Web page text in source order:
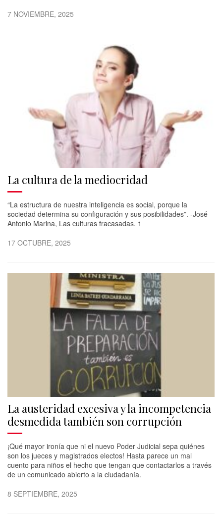
7 NOVIEMBRE, 2025
La cultura de la mediocridad
“La estructura de nuestra inteligencia es social, porque la
sociedad determina su configuración y sus posibilidades”. -José
Antonio Marina, Las culturas fracasadas. 1
17 OCTUBRE, 2025
La austeridad excesiva y la incompetencia
desmedida también son corrupción
¡Qué mayor ironía que ni el nuevo Poder Judicial sepa quiénes
son los jueces y magistrados electos! Hasta parece un mal
cuento para niños el hecho que tengan que contactarlos a través
de un comunicado abierto a la ciudadanía.
8 SEPTIEMBRE, 2025